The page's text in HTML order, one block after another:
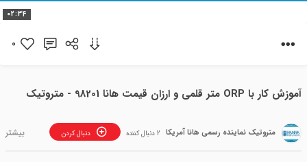
02:34
0
آموزش کار با ORP متر قلمی و ارزان قیمت هانا 98201 - متروتیک
متروتیک نماینده رسمی هانا آمریکا دنبال کردن 2 دنبال کننده